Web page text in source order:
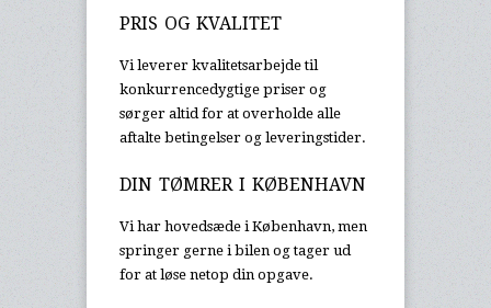
PRIS OG KVALITET
Vi leverer kvalitetsarbejde til
konkurrencedygtige priser og
sørger altid for at overholde alle
aftalte betingelser og leveringstider.
DIN TØMRER I KØBENHAVN
Vi har hovedsæde i København, men
springer gerne i bilen og tager ud
for at løse netop din opgave.